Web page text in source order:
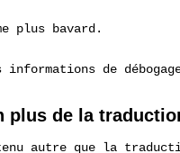
plus bavard.
informations de
plus de la
autre que la